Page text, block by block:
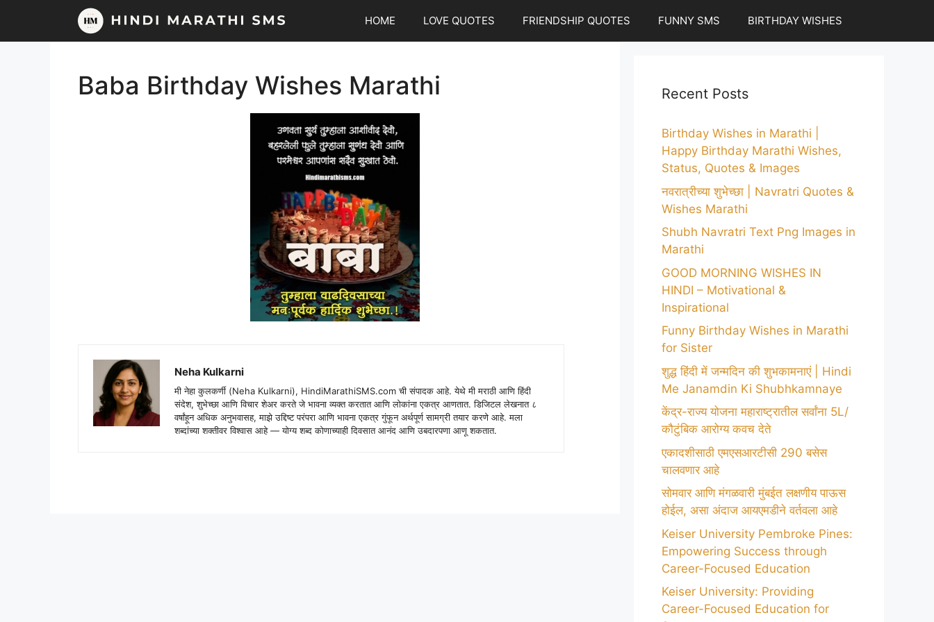
content
HOME LOVE QUOTES FRIENDSHIP QUOTES FUNNY SMS BIRTHDAY WISHES
Baba Birthday Wishes Marathi
Neha Kulkarni
मी नेहा कुलकर्णी (Neha Kulkarni), HindiMarathiSMS.com ची संपादक आहे. येथे मी मराठी आणि हिंदी
संदेश, शुभेच्छा आणि विचार शेअर करते जे भावना व्यक्त करतात आणि लोकांना एकत्र आणतात. डिजिटल लेखनात ८
वर्षांहून अधिक अनुभवासह, माझे उद्दिष्ट परंपरा आणि भावना एकत्र गुंफून अर्थपूर्ण सामग्री तयार करणे आहे. मला
शब्दांच्या शक्तीवर विश्वास आहे — योग्य शब्द कोणाच्याही दिवसात आनंद आणि उबदारपणा आणू शकतात.
Recent Posts
Birthday Wishes in Marathi |
Happy Birthday Marathi Wishes,
Status, Quotes & Images
नवरात्रीच्या शुभेच्छा | Navratri Quotes &
Wishes Marathi
Shubh Navratri Text Png Images in
Marathi
GOOD MORNING WISHES IN
HINDI – Motivational &
Inspirational
Funny Birthday Wishes in Marathi
for Sister
शुद्ध हिंदी में जन्मदिन की शुभकामनाएं | Hindi
Me Janamdin Ki Shubhkamnaye
केंद्र-राज्य योजना महाराष्ट्रातील सर्वांना 5L/
कौटुंबिक आरोग्य कवच देते
एकादशीसाठी एमएसआरटीसी 290 बसेस
चालवणार आहे
सोमवार आणि मंगळवारी मुंबईत लक्षणीय पाऊस
होईल, असा अंदाज आयएमडीने वर्तवला आहे
Keiser University Pembroke Pines:
Empowering Success through
Career-Focused Education
Keiser University: Providing
Career-Focused Education for